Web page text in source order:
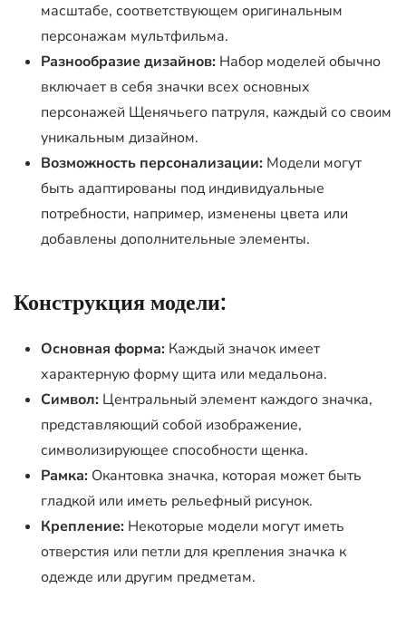
масштабе, соответствующем оригинальным
персонажам мультфильма.
Разнообразие дизайнов: Набор моделей обычно
включает в себя значки всех основных
персонажей Щенячьего патруля, каждый со своим
уникальным дизайном.
Возможность персонализации: Модели могут
быть адаптированы под индивидуальные
потребности, например, изменены цвета или
добавлены дополнительные элементы.
Конструкция модели:
Основная форма: Каждый значок имеет
характерную форму щита или медальона.
Символ: Центральный элемент каждого значка,
представляющий собой изображение,
символизирующее способности щенка.
Рамка: Окантовка значка, которая может быть
гладкой или иметь рельефный рисунок.
Крепление: Некоторые модели могут иметь
отверстия или петли для крепления значка к
одежде или другим предметам.